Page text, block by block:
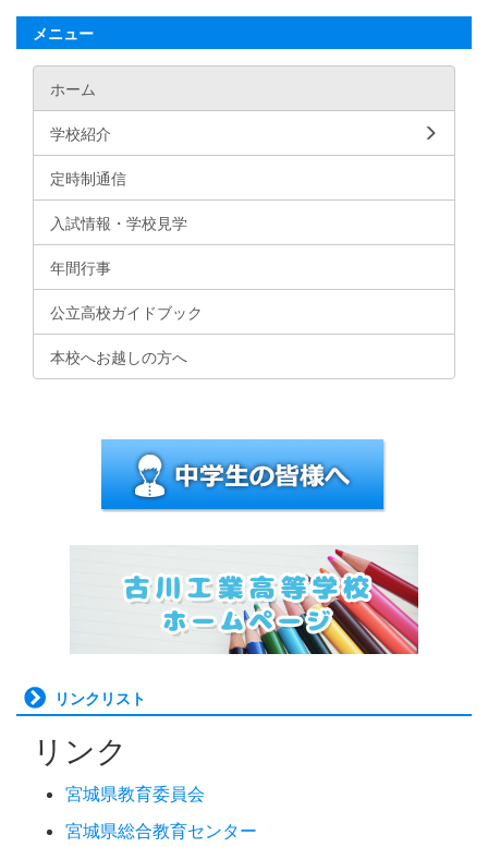
メニュー
ホーム
学校紹介
定時制通信
入試情報・学校見学
年間行事
公立高校ガイドブック
本校へお越しの方へ
リンクリスト
リンク
宮城県教育委員会
宮城県総合教育センター